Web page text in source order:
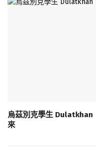
烏茲別克學生 Dulatkhan
來